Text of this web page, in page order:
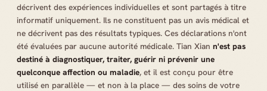
décrivent des expériences individuelles et sont partagés à titre
informatif uniquement. Ils ne constituent pas un avis médical et
ne décrivent pas des résultats typiques. Ces déclarations n'ont
été évaluées par aucune autorité médicale. Tian Xian n'est pas
destiné à diagnostiquer, traiter, guérir ni prévenir une
quelconque affection ou maladie, et il est conçu pour être
utilisé en parallèle — et non à la place — des soins de votre